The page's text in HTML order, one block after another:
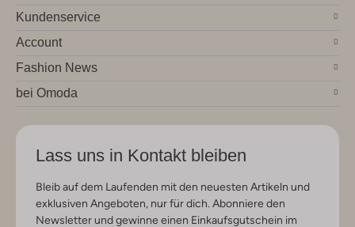
Kundenservice
Account
Fashion News
bei Omoda
Lass uns in Kontakt bleiben
Bleib auf dem Laufenden mit den neuesten Artikeln und
exklusiven Angeboten, nur für dich. Abonniere den
Newsletter und gewinne einen Einkaufsgutschein im